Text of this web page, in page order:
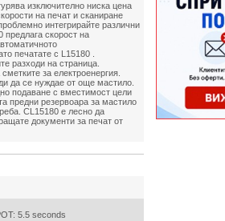
изключително ниска цена
на печат и сканиране
интегрирайте различни
скорост на
печатате с L15180 .
разходи на страница.
за електроенергия.
да се нуждае от още мастило.
подаване с вместимост цели
предни резервоара за мастило
СL15180 е лесно да
документи за печат от
5.5 seconds